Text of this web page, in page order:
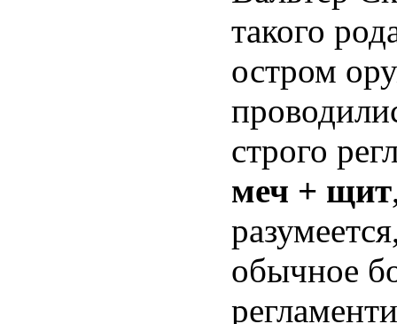
такого
остром
строго
меч + щит
обычное